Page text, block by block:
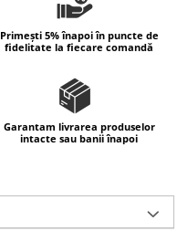
Primești 5% înapoi în puncte de
fidelitate la fiecare comandă
Garantam livrarea produselor
intacte sau banii înapoi